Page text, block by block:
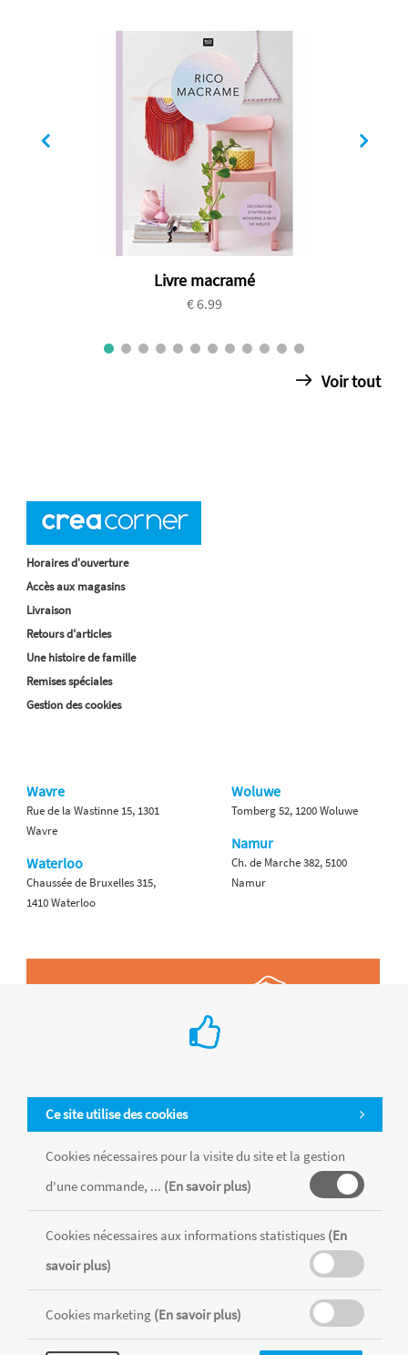
Livre macramé
€ 6.99
Voir tout
Ce site utilise des cookies
Cookies nécessaires pour la visite du site et la gestion
d'une commande, ... (En savoir plus)
Cookies nécessaires aux informations statistiques (En
savoir plus)
Cookies marketing (En savoir plus)
Horaires d'ouverture
Accès aux magasins
Livraison
Retours d'articles
Une histoire de famille
Remises spéciales
Gestion des cookies
Wavre
Rue de la Wastinne 15, 1301
Wavre
Waterloo
Chaussée de Bruxelles 315,
1410 Waterloo
Woluwe
Tomberg 52, 1200 Woluwe
Namur
Ch. de Marche 382, 5100
Namur
Tous les produits sont vendus dans la limite des stocks disponibles de
chaque magasin, toutes taxes comprises.
MENTIONS LÉGALES CONDITIONS GÉNÉRALES